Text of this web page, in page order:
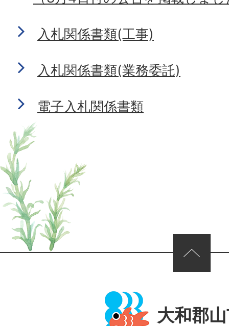
入札関係書類(工事)
入札関係書類(業務委託)
電子入札関係書類
ページの先頭へ
大和郡